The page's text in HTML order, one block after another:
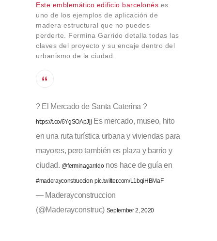
Este emblemático edificio barcelonés es
uno de los ejemplos de aplicación de
madera estructural que no puedes
perderte. Fermina Garrido detalla todas las
claves del proyecto y su encaje dentro del
urbanismo de la ciudad.
? El Mercado de Santa Caterina ?
https://t.co/6YgSOApJjj Es mercado, museo, hito
en una ruta turística urbana y viviendas para
mayores, pero también es plaza y barrio y
ciudad. @ferminagarridonos hace de guía en
#maderayconstruccion pic.twitter.com/L1bqiHBMaF
— Maderayconstruccion
(@Maderayconstruc) September 2, 2020